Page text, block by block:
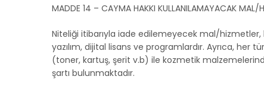
MADDE 14 – CAYMA HAKKI KULLANILAMAYACAK MAL/
Niteliği itibarıyla iade edilemeyecek mal/
yazılım, dijital lisans ve programlardır. Ayrıca, her
(toner, kartuş, şerit v.b) ile kozmetik
şartı bulunmaktadır.